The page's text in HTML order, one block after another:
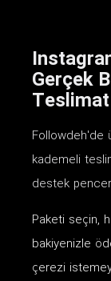
Gerçek
Teslimat
Followdeh'de
kademeli
destek
Paketi seçin,
bakiyenizle
çerezi